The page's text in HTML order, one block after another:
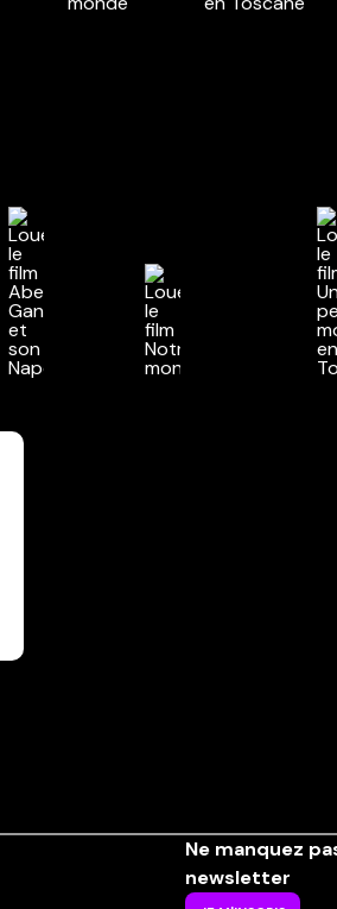
Ne manquez
newsletter